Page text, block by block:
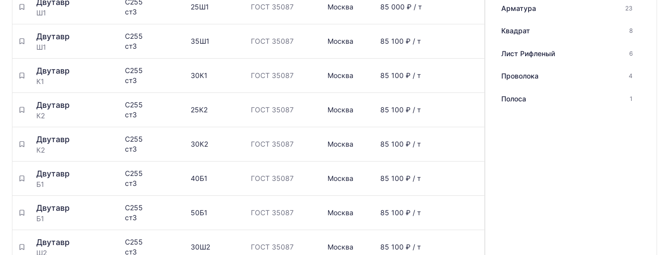
Ш1
ст3
25Ш1 ГОСТ 35087 Москва 85 000 ₽ / т
Двутавр
Ш1
С255
ст3
35Ш1 ГОСТ 35087 Москва 85 100 ₽ / т
Двутавр
К1
С255
ст3
30К1 ГОСТ 35087 Москва 85 100 ₽ / т
Двутавр
К2
С255
ст3
25К2 ГОСТ 35087 Москва 85 100 ₽ / т
Двутавр
К2
С255
ст3
30К2 ГОСТ 35087 Москва 85 100 ₽ / т
Двутавр
Б1
С255
ст3
40Б1 ГОСТ 35087 Москва 85 100 ₽ / т
Двутавр
Б1
С255
ст3
50Б1 ГОСТ 35087 Москва 85 100 ₽ / т
Двутавр
Ш2
С255
ст3
30Ш2 ГОСТ 35087 Москва 85 100 ₽ / т
Арматура 23
Квадрат 8
Лист Рифленый 6
Проволока 4
Полоса 1